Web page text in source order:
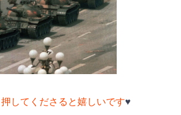
してくださると嬉しいです♥️